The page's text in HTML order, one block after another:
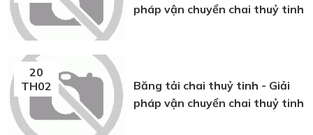
pháp vận chuyển chai thuỷ tinh
20
TH02
Băng tải chai thuỷ tinh - Giải
pháp vận chuyển chai thuỷ tinh